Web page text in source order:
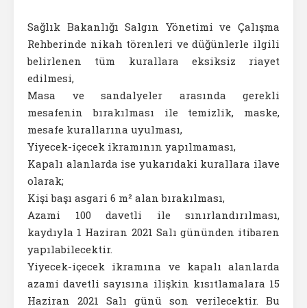
Sağlık Bakanlığı Salgın Yönetimi ve Çalışma
Rehberinde nikah törenleri ve düğünlerle ilgili
belirlenen tüm kurallara eksiksiz riayet
edilmesi,
Masa ve sandalyeler arasında gerekli
mesafenin bırakılması ile temizlik, maske,
mesafe kurallarına uyulması,
Yiyecek-içecek ikramının yapılmaması,
Kapalı alanlarda ise yukarıdaki kurallara ilave
olarak;
Kişi başı asgari 6 m² alan bırakılması,
Azami 100 davetli ile sınırlandırılması,
kaydıyla 1 Haziran 2021 Salı gününden itibaren
yapılabilecektir.
Yiyecek-içecek ikramına ve kapalı alanlarda
azami davetli sayısına ilişkin kısıtlamalara 15
Haziran 2021 Salı günü son verilecektir. Bu